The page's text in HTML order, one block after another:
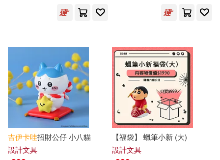
吉伊卡哇招財公仔 小八貓
設計文具
【福袋】 蠟筆小新 (大)
設計文具